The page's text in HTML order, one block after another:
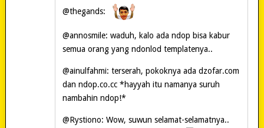
@thegands:
@annosmile: waduh, kalo ada ndop bisa kabur
semua orang yang ndonlod templatenya..
@ainulfahmi: terserah, pokoknya ada dzofar.com
dan ndop.co.cc *hayyah itu namanya suruh
nambahin ndop!*
@Rystiono: Wow, suwun selamat-selamatnya..